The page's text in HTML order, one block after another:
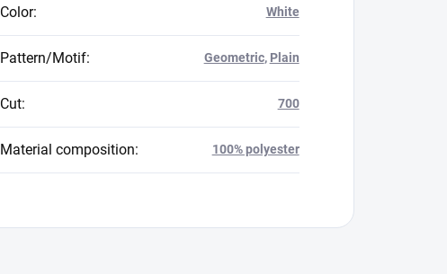
Color: White
Pattern/Motif: Geometric, Plain
Cut: 700
Material composition: 100% polyester